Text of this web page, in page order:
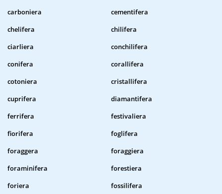
carboniera
cementifera
chelifera
chilifera
ciarliera
conchilifera
conifera
corallifera
cotoniera
cristallifera
cuprifera
diamantifera
ferrifera
festivaliera
fiorifera
foglifera
foraggera
foraggiera
foraminifera
forestiera
foriera
fossilifera